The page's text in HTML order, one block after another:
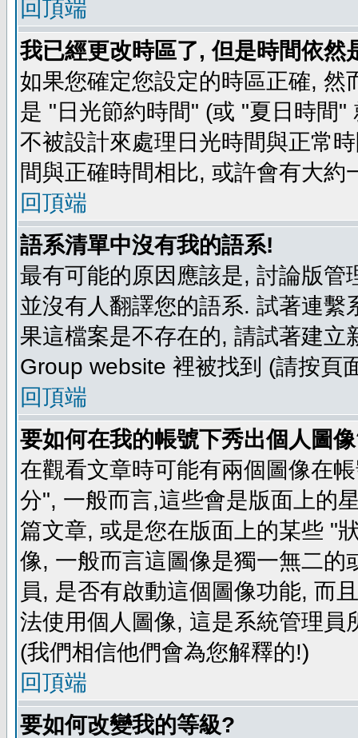
回頂端
我已經更改時區了, 但是時間依然
如果您確定您設定的時區正確,
是 "日光節約時間" (或 "夏日時間
不被設計來處理日光時間與正常
間與正確時間相比, 或許會有大約
回頂端
語系清單中沒有我的語系!
最有可能的原因應該是, 討論版
並沒有人翻譯您的語系. 試著連
果這檔案是不存在的, 請試著建
Group website 裡被找到 (請按頁
回頂端
要如何在我的帳號下秀出個人圖
在觀看文章時可能有兩個圖像在
分", 一般而言,這些會是版面上的
篇文章, 或是您在版面上的某些 "
像, 一般而言這圖像是獨一無二
員, 是否有啟動這個圖像功能, 而
法使用個人圖像, 這是系統管理
(我們相信他們會為您解釋的!)
回頂端
要如何改變我的等級?